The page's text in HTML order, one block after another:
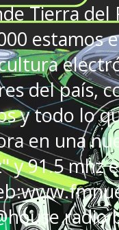
Tierra
estamos
del país,
y todo lo
en una
y 91.5 mhz
radio